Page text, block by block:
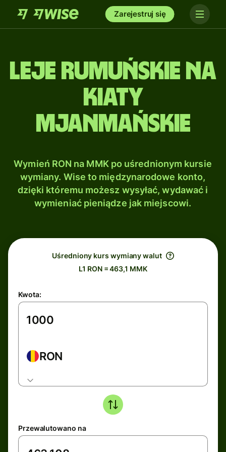
Zarejestruj się
Leje rumuńskie na
Kiaty
mjanmańskie
Wymień RON na MMK po uśrednionym kursie
wymiany. Wise to międzynarodowe konto,
dzięki któremu możesz wysyłać, wydawać i
wymieniać pieniądze jak miejscowi.
Uśredniony kurs wymiany walut
L1 RON = 463,1 MMK
Kwota:
RON
Przewalutowano na